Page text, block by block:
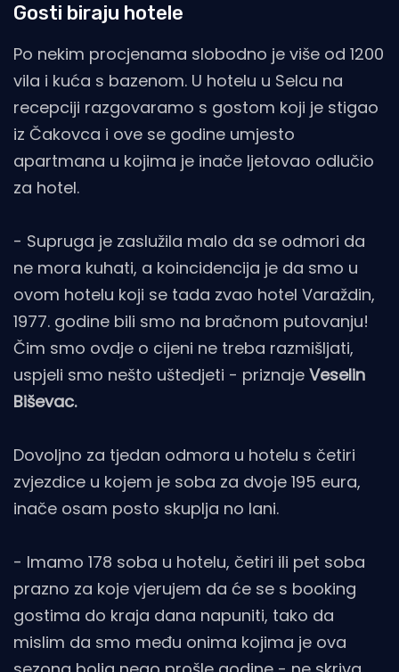
Gosti biraju hotele
Po nekim procjenama slobodno je više od 1200
vila i kuća s bazenom. U hotelu u Selcu na
recepciji razgovaramo s gostom koji je stigao
iz Čakovca i ove se godine umjesto
apartmana u kojima je inače ljetovao odlučio
za hotel.
- Supruga je zaslužila malo da se odmori da
ne mora kuhati, a koincidencija je da smo u
ovom hotelu koji se tada zvao hotel Varaždin,
1977. godine bili smo na bračnom putovanju!
Čim smo ovdje o cijeni ne treba razmišljati,
uspjeli smo nešto uštedjeti - priznaje Veselin
Biševac.
Dovoljno za tjedan odmora u hotelu s četiri
zvjezdice u kojem je soba za dvoje 195 eura,
inače osam posto skuplja no lani.
- Imamo 178 soba u hotelu, četiri ili pet soba
prazno za koje vjerujem da će se s booking
gostima do kraja dana napuniti, tako da
mislim da smo među onima kojima je ova